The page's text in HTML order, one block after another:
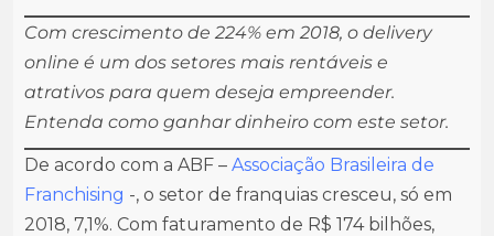
Com crescimento de 224% em 2018, o delivery
online é um dos setores mais rentáveis e
atrativos para quem deseja empreender.
Entenda como ganhar dinheiro com este setor.
De acordo com a ABF – Associação Brasileira de
Franchising -, o setor de franquias cresceu, só em
2018, 7,1%. Com faturamento de R$ 174 bilhões,